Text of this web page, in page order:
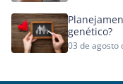
genético?
03 de agosto